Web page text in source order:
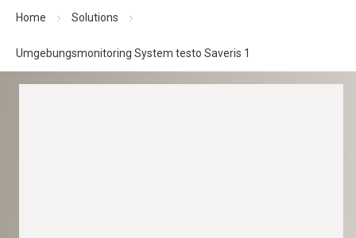
Home Solutions
Umgebungsmonitoring System testo Saveris 1